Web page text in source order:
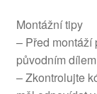
Montážní tipy
– Před montáží
původním dílem
– Zkontrolujte